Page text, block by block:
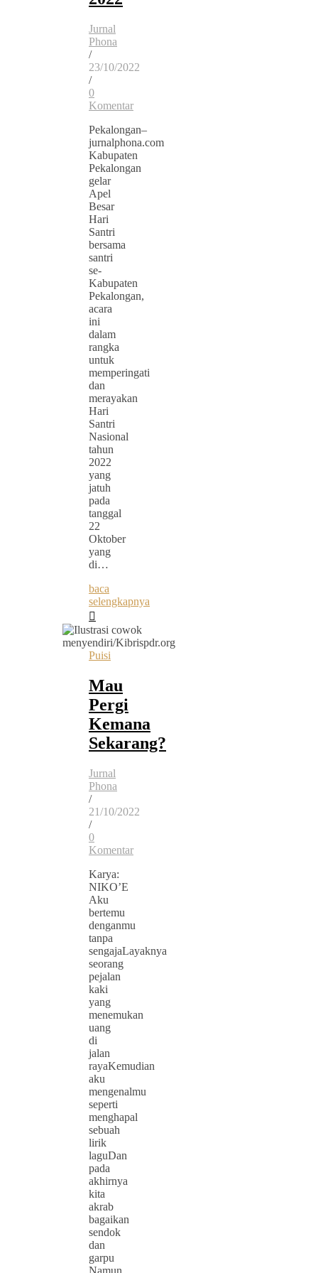
Jurnal
Phona
/
23/10/2022
/
0
Komentar
Pekalongan–
jurnalphona.com
Kabupaten
Pekalongan
gelar
Apel
Besar
Hari
Santri
bersama
santri
se-
Kabupaten
Pekalongan,
acara
ini
dalam
rangka
untuk
memperingati
dan
merayakan
Hari
Santri
Nasional
tahun
2022
yang
jatuh
pada
tanggal
22
Oktober
yang
di…
baca
selengkapnya
Puisi
Mau
Pergi
Kemana
Sekarang?
Jurnal
Phona
/
21/10/2022
/
0
Komentar
Karya:
NIKO’E
Aku
bertemu
denganmu
tanpa
sengajaLayaknya
seorang
pejalan
kaki
yang
menemukan
uang
di
jalan
rayaKemudian
aku
mengenalmu
seperti
menghapal
sebuah
lirik
laguDan
pada
akhirnya
kita
akrab
bagaikan
sendok
dan
garpu
Namun